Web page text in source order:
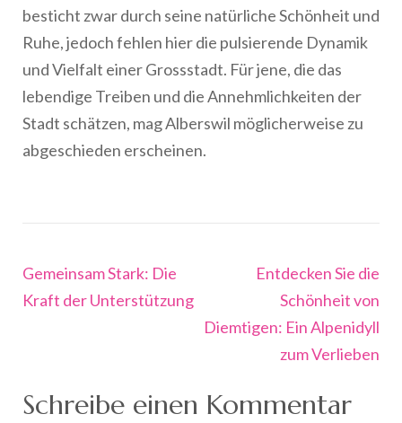
besticht zwar durch seine natürliche Schönheit und
Ruhe, jedoch fehlen hier die pulsierende Dynamik
und Vielfalt einer Grossstadt. Für jene, die das
lebendige Treiben und die Annehmlichkeiten der
Stadt schätzen, mag Alberswil möglicherweise zu
abgeschieden erscheinen.
Beitragsnavigation
Gemeinsam Stark: Die
Kraft der Unterstützung
Entdecken Sie die
Schönheit von
Diemtigen: Ein Alpenidyll
zum Verlieben
Schreibe einen Kommentar